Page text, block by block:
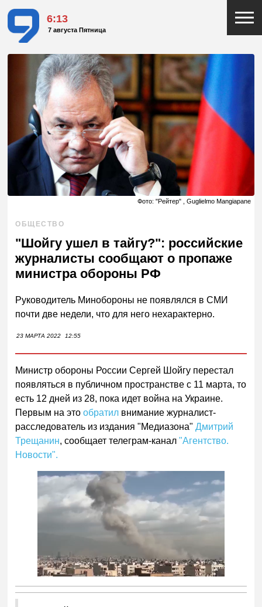
6:13
7 августа Пятница
Фото: "Рейтер" , Guglielmo Mangiapane
ОБЩЕСТВО
"Шойгу ушел в тайгу?": российские
журналисты сообщают о пропаже
министра обороны РФ
Руководитель Минобороны не появлялся в СМИ
почти две недели, что для него нехарактерно.
23 МАРТА 2022 12:55
Министр обороны России Сергей Шойгу перестал
появляться в публичном пространстве с 11 марта, то
есть 12 дней из 28, пока идет война на Украине.
Первым на этообратил внимание журналист-
расследователь из издания "Медиазона"Дмитрий
Трещанин, сообщает телеграм-канал"Агентство.
Новости".